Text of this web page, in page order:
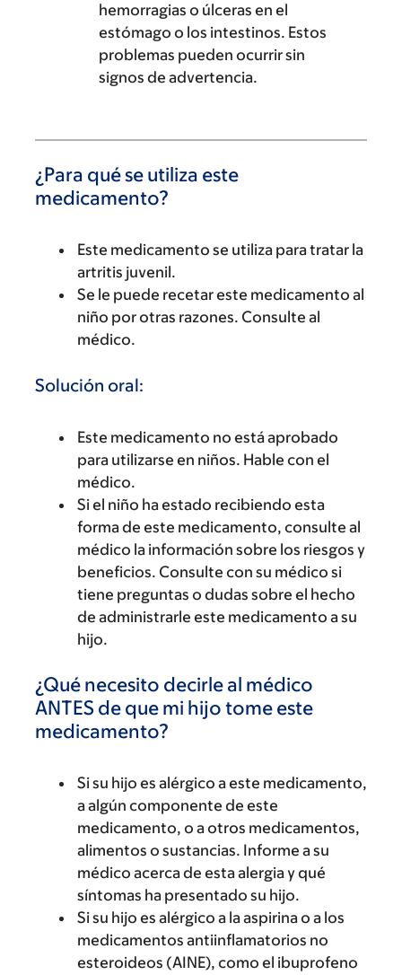
hemorragias o úlceras en el
estómago o los intestinos. Estos
problemas pueden ocurrir sin
signos de advertencia.
¿Para qué se utiliza este
medicamento?
Este medicamento se utiliza para tratar la
artritis juvenil.
Se le puede recetar este medicamento al
niño por otras razones. Consulte al
médico.
Solución oral:
Este medicamento no está aprobado
para utilizarse en niños. Hable con el
médico.
Si el niño ha estado recibiendo esta
forma de este medicamento, consulte al
médico la información sobre los riesgos y
beneficios. Consulte con su médico si
tiene preguntas o dudas sobre el hecho
de administrarle este medicamento a su
hijo.
¿Qué necesito decirle al médico
ANTES de que mi hijo tome este
medicamento?
Si su hijo es alérgico a este medicamento,
a algún componente de este
medicamento, o a otros medicamentos,
alimentos o sustancias. Informe a su
médico acerca de esta alergia y qué
síntomas ha presentado su hijo.
Si su hijo es alérgico a la aspirina o a los
medicamentos antiinflamatorios no
esteroideos (AINE), como el ibuprofeno